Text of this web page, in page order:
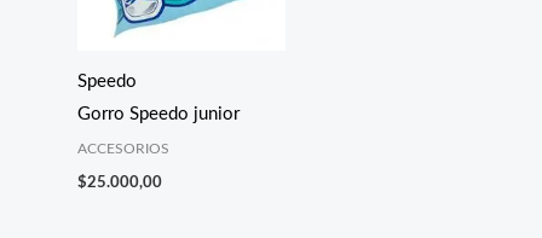
Speedo
Gorro Speedo junior
ACCESORIOS
$25.000,00